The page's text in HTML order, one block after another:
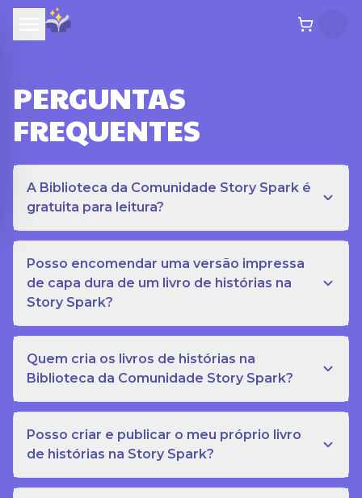
PERGUNTAS
FREQUENTES
A Biblioteca da Comunidade Story Spark é
gratuita para leitura?
Posso encomendar uma versão impressa
de capa dura de um livro de histórias na
Story Spark?
Quem cria os livros de histórias na
Biblioteca da Comunidade Story Spark?
Posso criar e publicar o meu próprio livro
de histórias na Story Spark?